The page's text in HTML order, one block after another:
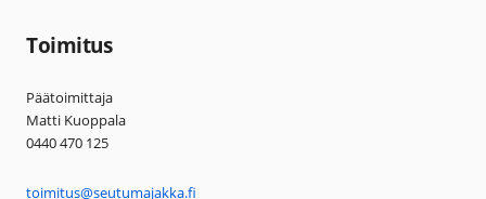
Toimitus
Päätoimittaja
Matti Kuoppala
0440 470 125
toimitus@seutumajakka.fi